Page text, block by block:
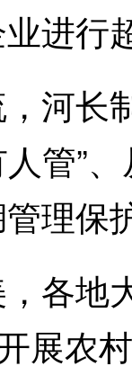
进行
长
人管”
理保
地
展农